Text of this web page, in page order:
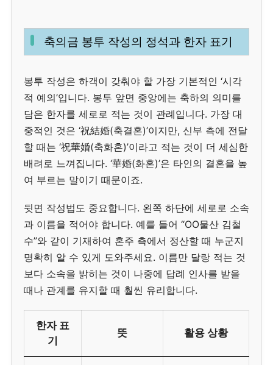
축의금 봉투 작성의 정석과 한자 표기
봉투 작성은 하객이 갖춰야 할 가장 기본적인 ‘시각
적 예의’입니다. 봉투 앞면 중앙에는 축하의 의미를
담은 한자를 세로로 적는 것이 관례입니다. 가장 대
중적인 것은 ‘祝結婚(축결혼)’이지만, 신부 측에 전달
할 때는 ‘祝華婚(축화혼)’이라고 적는 것이 더 세심한
배려로 느껴집니다. ‘華婚(화혼)’은 타인의 결혼을 높
여 부르는 말이기 때문이죠.
뒷면 작성법도 중요합니다. 왼쪽 하단에 세로로 소속
과 이름을 적어야 합니다. 예를 들어 “OO물산 김철
수”와 같이 기재하여 혼주 측에서 정산할 때 누군지
명확히 알 수 있게 도와주세요. 이름만 달랑 적는 것
보다 소속을 밝히는 것이 나중에 답례 인사를 받을
때나 관계를 유지할 때 훨씬 유리합니다.
한자 표
기
뜻 활용 상황